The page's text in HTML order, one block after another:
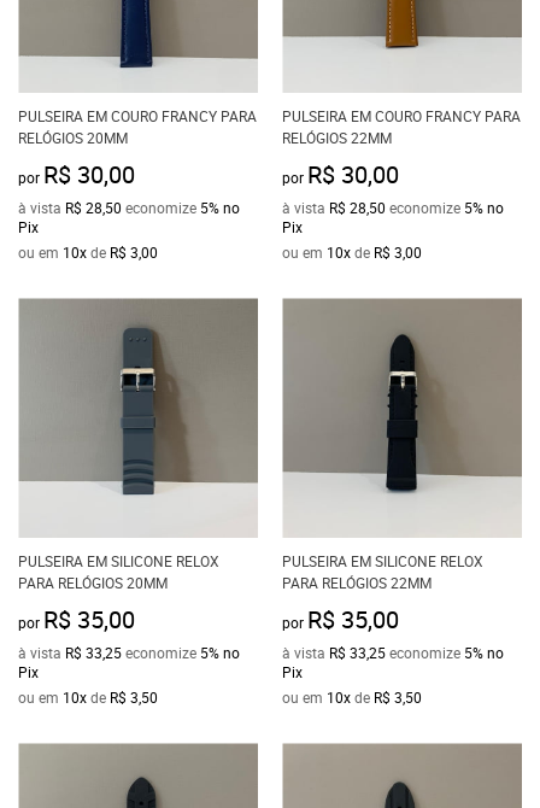
PULSEIRA EM COURO FRANCY PARA
RELÓGIOS 20MM
por R$ 30,00
à vista R$ 28,50 economize 5%no
Pix
ou em 10xde R$ 3,00
PULSEIRA EM COURO FRANCY PARA
RELÓGIOS 22MM
por R$ 30,00
à vista R$ 28,50 economize 5%no
Pix
ou em 10xde R$ 3,00
PULSEIRA EM SILICONE RELOX
PARA RELÓGIOS 20MM
por R$ 35,00
à vista R$ 33,25economize 5%no
Pix
ou em 10xde R$ 3,50
PULSEIRA EM SILICONE RELOX
PARA RELÓGIOS 22MM
por R$ 35,00
à vista R$ 33,25economize 5%no
Pix
ou em 10xde R$ 3,50